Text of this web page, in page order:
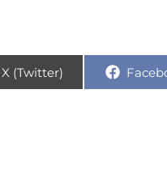
Compartir
en
X (Twitter)